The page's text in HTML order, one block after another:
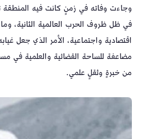
وجاءت وفاته في زمنٍ كانت فيه المنطقة
في ظل ظروف الحرب العالمية الثانية،
اقتصادية واجتماعية، الأمر الذي جعل
مضاعفة للساحة القضائية والعلمية في
من خبرةٍ وثقلٍ علمي.